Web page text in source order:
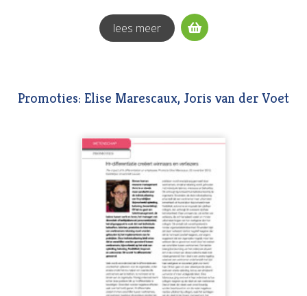
lees meer
Promoties: Elise Marescaux, Joris van der Voet